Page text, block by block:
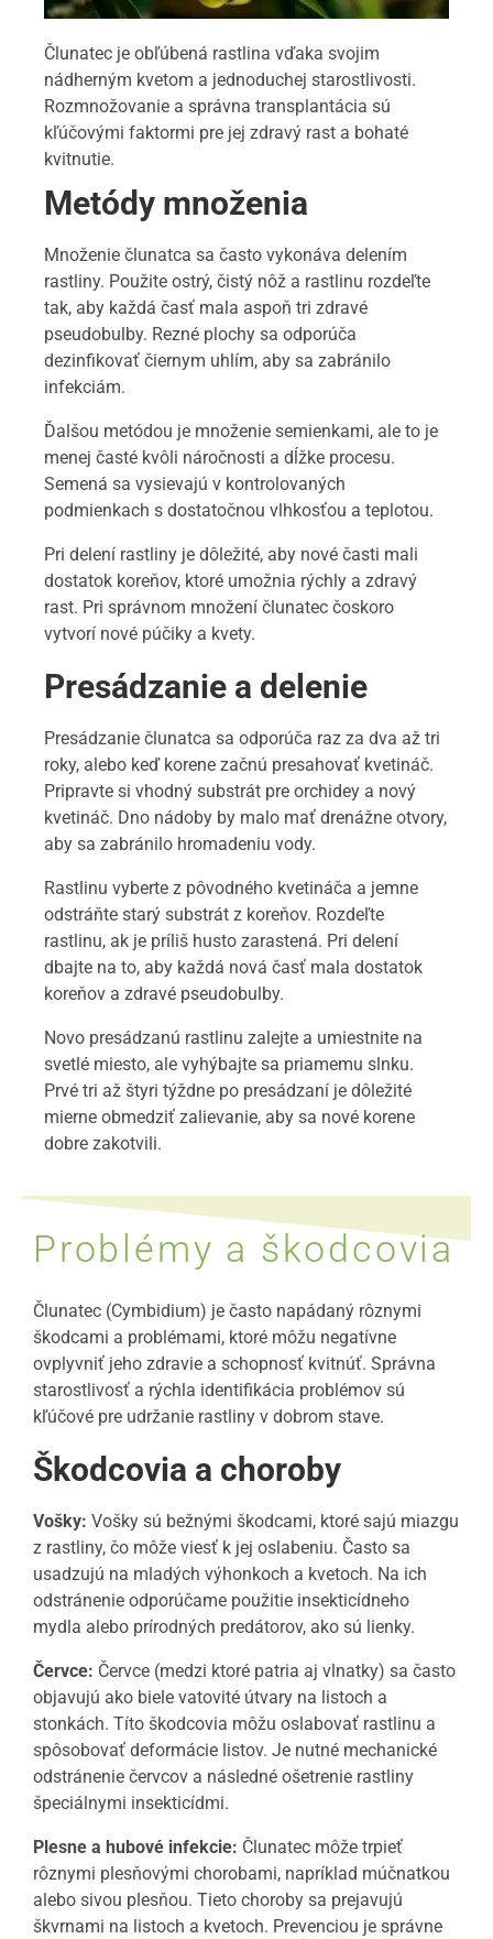
Člunatec je obľúbená rastlina vďaka svojim
nádherným kvetom a jednoduchej starostlivosti.
Rozmnožovanie a správna transplantácia sú
kľúčovými faktormi pre jej zdravý rast a bohaté
kvitnutie.
Metódy množenia
Množenie člunatca sa často vykonáva delením
rastliny. Použite ostrý, čistý nôž a rastlinu rozdeľte
tak, aby každá časť mala aspoň tri zdravé
pseudobulby. Rezné plochy sa odporúča
dezinfikovať čiernym uhlím, aby sa zabránilo
infekciám.
Ďalšou metódou je množenie semienkami, ale to je
menej časté kvôli náročnosti a dĺžke procesu.
Semená sa vysievajú v kontrolovaných
podmienkach s dostatočnou vlhkosťou a teplotou.
Pri delení rastliny je dôležité, aby nové časti mali
dostatok koreňov, ktoré umožnia rýchly a zdravý
rast. Pri správnom množení člunatec čoskoro
vytvorí nové púčiky a kvety.
Presádzanie a delenie
Presádzanie člunatca sa odporúča raz za dva až tri
roky, alebo keď korene začnú presahovať kvetináč.
Pripravte si vhodný substrát pre orchidey a nový
kvetináč. Dno nádoby by malo mať drenážne otvory,
aby sa zabránilo hromadeniu vody.
Rastlinu vyberte z pôvodného kvetináča a jemne
odstráňte starý substrát z koreňov. Rozdeľte
rastlinu, ak je príliš husto zarastená. Pri delení
dbajte na to, aby každá nová časť mala dostatok
koreňov a zdravé pseudobulby.
Novo presádzanú rastlinu zalejte a umiestnite na
svetlé miesto, ale vyhýbajte sa priamemu slnku.
Prvé tri až štyri týždne po presádzaní je dôležité
mierne obmedziť zalievanie, aby sa nové korene
dobre zakotvili.
Problémy a škodcovia
Člunatec (Cymbidium) je často napádaný rôznymi
škodcami a problémami, ktoré môžu negatívne
ovplyvniť jeho zdravie a schopnosť kvitnúť. Správna
starostlivosť a rýchla identifikácia problémov sú
kľúčové pre udržanie rastliny v dobrom stave.
Škodcovia a choroby
Vošky: Vošky sú bežnými škodcami, ktoré sajú miazgu
z rastliny, čo môže viesť k jej oslabeniu. Často sa
usadzujú na mladých výhonkoch a kvetoch. Na ich
odstránenie odporúčame použitie insekticídneho
mydla alebo prírodných predátorov, ako sú lienky.
Červce: Červce (medzi ktoré patria aj vlnatky) sa často
objavujú ako biele vatovité útvary na listoch a
stonkách. Títo škodcovia môžu oslabovať rastlinu a
spôsobovať deformácie listov. Je nutné mechanické
odstránenie červcov a následné ošetrenie rastliny
špeciálnymi insekticídmi.
Plesne a hubové infekcie: Člunatec môže trpieť
rôznymi plesňovými chorobami, napríklad múčnatkou
alebo sivou plesňou. Tieto choroby sa prejavujú
škvrnami na listoch a kvetoch. Prevenciou je správne